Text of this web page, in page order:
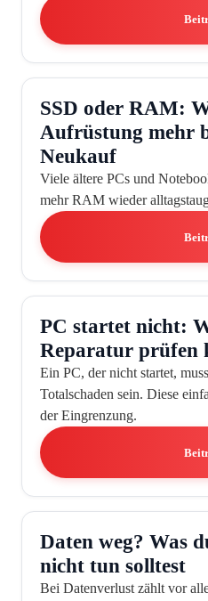
SSD oder RAM:
Aufrüstung mehr
Neukauf
Viele ältere PCs und
mehr RAM wieder
PC startet nicht:
Reparatur prüfen
Ein PC, der nicht startet,
Totalschaden sein. Diese
der Eingrenzung.
Daten weg? Was
nicht tun solltest
Bei Datenverlust zählt vor